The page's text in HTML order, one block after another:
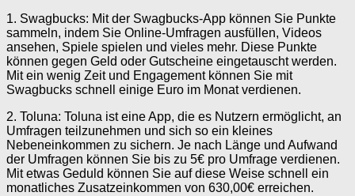
1. Swagbucks: Mit der Swagbucks-App können Sie Punkte
sammeln, indem Sie Online-Umfragen ausfüllen, Videos
ansehen, Spiele spielen und vieles mehr. Diese Punkte
können gegen Geld oder Gutscheine eingetauscht werden.
Mit ein wenig Zeit und Engagement können Sie mit
Swagbucks schnell einige Euro im Monat verdienen.
2. Toluna: Toluna ist eine App, die es Nutzern ermöglicht, an
Umfragen teilzunehmen und sich so ein kleines
Nebeneinkommen zu sichern. Je nach Länge und Aufwand
der Umfragen können Sie bis zu 5€ pro Umfrage verdienen.
Mit etwas Geduld können Sie auf diese Weise schnell ein
monatliches Zusatzeinkommen von 630,00€ erreichen.